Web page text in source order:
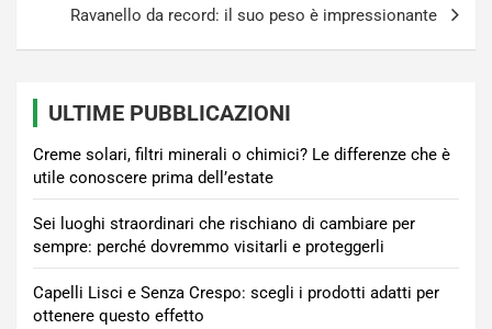
Ravanello da record: il suo peso è impressionante
ULTIME PUBBLICAZIONI
Creme solari, filtri minerali o chimici? Le differenze che è
utile conoscere prima dell’estate
Sei luoghi straordinari che rischiano di cambiare per
sempre: perché dovremmo visitarli e proteggerli
Capelli Lisci e Senza Crespo: scegli i prodotti adatti per
ottenere questo effetto